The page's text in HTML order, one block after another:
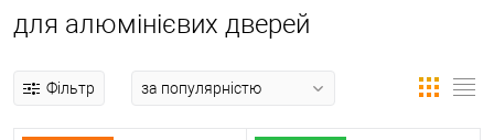
для алюмінієвих дверей
Фільтр